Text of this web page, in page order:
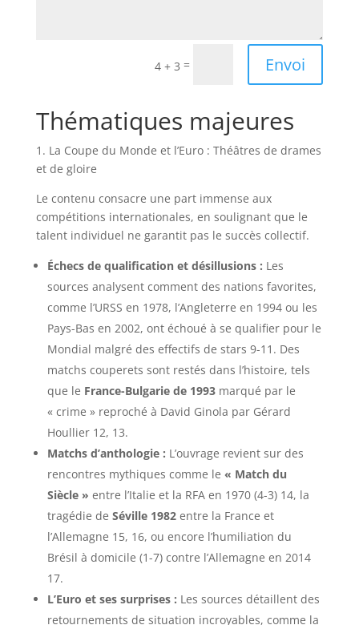
4 + 3 = Envoi
Thématiques majeures
1. La Coupe du Monde et l’Euro : Théâtres de drames
et de gloire
Le contenu consacre une part immense aux
compétitions internationales, en soulignant que le
talent individuel ne garantit pas le succès collectif.
Échecs de qualification et désillusions : Les
sources analysent comment des nations favorites,
comme l’URSS en 1978, l’Angleterre en 1994 ou les
Pays-Bas en 2002, ont échoué à se qualifier pour le
Mondial malgré des effectifs de stars 9-11. Des
matchs couperets sont restés dans l’histoire, tels
que le France-Bulgarie de 1993marqué par le
« crime » reproché à David Ginola par Gérard
Houllier 12, 13.
Matchs d’anthologie : L’ouvrage revient sur des
rencontres mythiques comme le « Match du
Siècle » entre l’Italie et la RFA en 1970 (4-3) 14, la
tragédie de Séville 1982entre la France et
l’Allemagne 15, 16, ou encore l’humiliation du
Brésil à domicile (1-7) contre l’Allemagne en 2014
17.
L’Euro et ses surprises : Les sources détaillent des
retournements de situation incroyables, comme la